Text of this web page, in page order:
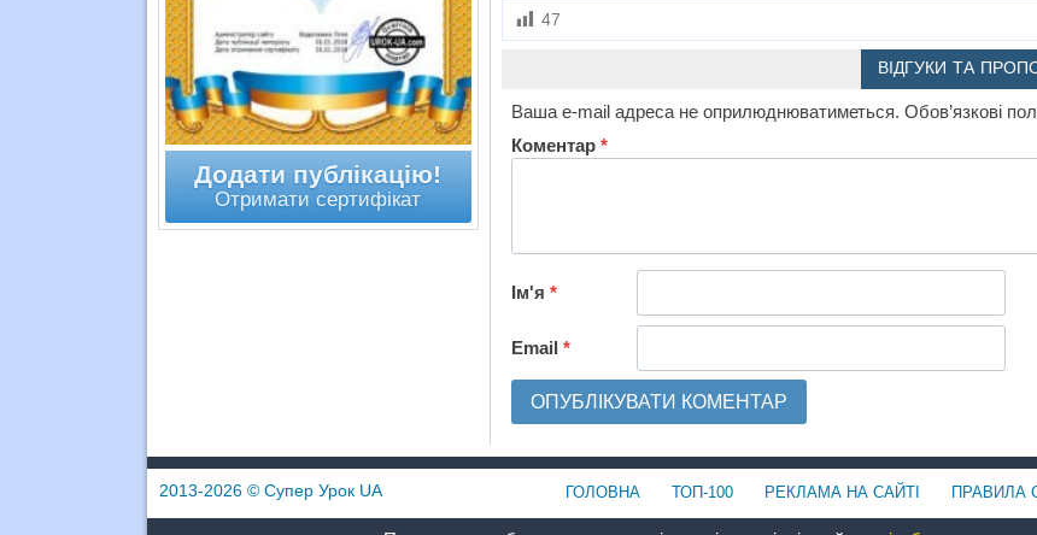
47
ВІДГУКИ ТА
Ваша e-mail адреса не оприлюднюватиметься. Обов’язкові
Коментар *
Ім'я *
Email *
Додати публікацію!
Отримати сертифікат
2013-2026© Супер Урок UA ГОЛОВНА ТОП-100 РЕКЛАМА НА САЙТІ ПРАВИЛА